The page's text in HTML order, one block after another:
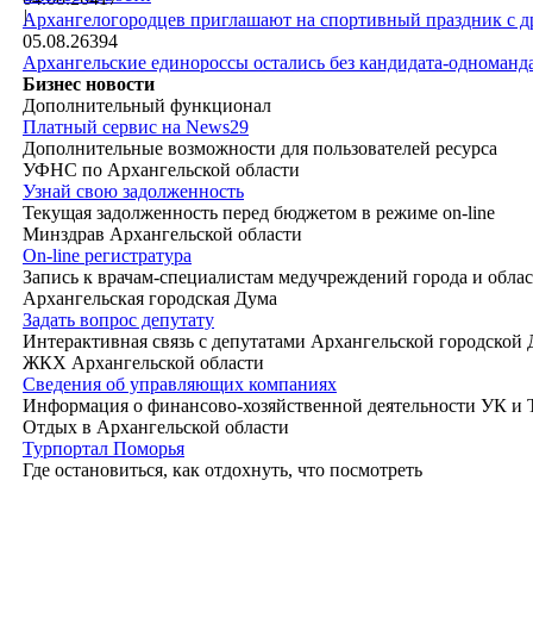
|Архангелогородцев приглашают на спортивный праздник с
05.08.26394
Архангельские единороссы остались без кандидата-
Бизнес новости
Дополнительный функционал
Платный сервис на News29
Дополнительные возможности для пользователей ресурса
УФНС по Архангельской области
Узнай свою задолженность
Текущая задолженность перед бюджетом в режиме on-line
Минздрав Архангельской области
On-line регистратура
Запись к врачам-специалистам медучреждений города и
Архангельская городская Дума
Задать вопрос депутату
Интерактивная связь с депутатами Архангельской
ЖКХ Архангельской области
Сведения об управляющих компаниях
Информация о финансово-хозяйственной деятельности УК
Отдых в Архангельской области
Турпортал Поморья
Где остановиться, как отдохнуть, что посмотреть